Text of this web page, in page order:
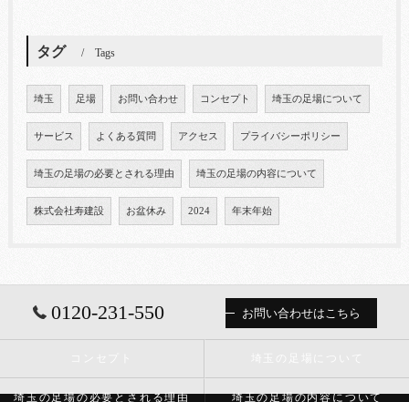
タグ Tags
埼玉 足場 お問い合わせ コンセプト 埼玉の足場について
サービス よくある質問 アクセス プライバシーポリシー
埼玉の足場の必要とされる理由 埼玉の足場の内容について
株式会社寿建設 お盆休み 2024 年末年始
0120-231-550 お問い合わせはこちら
埼玉の足場の必要とされる理由 埼玉の足場の内容について